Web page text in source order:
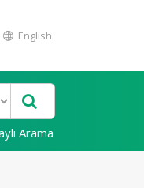
English
Arama